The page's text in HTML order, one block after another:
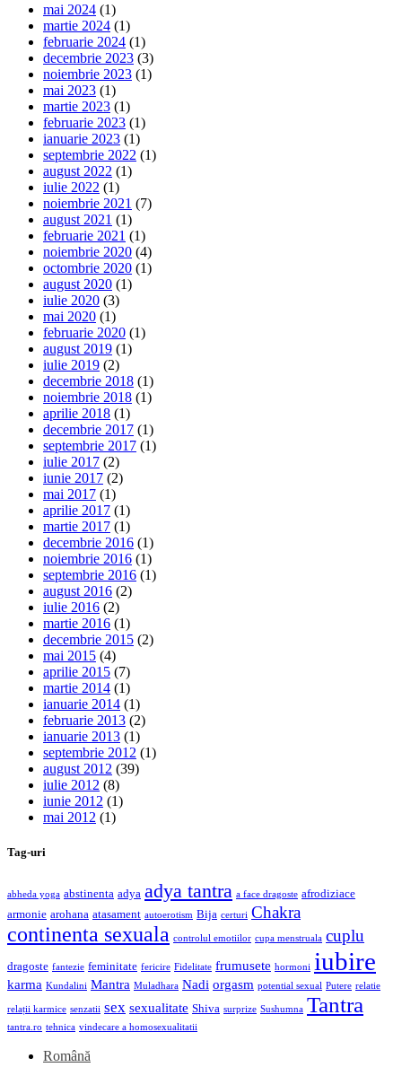
mai 2024 (1)
martie 2024 (1)
februarie 2024 (1)
decembrie 2023 (3)
noiembrie 2023 (1)
mai 2023 (1)
martie 2023 (1)
februarie 2023 (1)
ianuarie 2023 (1)
septembrie 2022 (1)
august 2022 (1)
iulie 2022 (1)
noiembrie 2021 (7)
august 2021 (1)
februarie 2021 (1)
noiembrie 2020 (4)
octombrie 2020 (1)
august 2020 (1)
iulie 2020 (3)
mai 2020 (1)
februarie 2020 (1)
august 2019 (1)
iulie 2019 (2)
decembrie 2018 (1)
noiembrie 2018 (1)
aprilie 2018 (1)
decembrie 2017 (1)
septembrie 2017 (1)
iulie 2017 (2)
iunie 2017 (2)
mai 2017 (1)
aprilie 2017 (1)
martie 2017 (1)
decembrie 2016 (1)
noiembrie 2016 (1)
septembrie 2016 (1)
august 2016 (2)
iulie 2016 (2)
martie 2016 (1)
decembrie 2015 (2)
mai 2015 (4)
aprilie 2015 (7)
martie 2014 (1)
ianuarie 2014 (1)
februarie 2013 (2)
ianuarie 2013 (1)
septembrie 2012 (1)
august 2012 (39)
iulie 2012 (8)
iunie 2012 (1)
mai 2012 (1)
Tag-uri
abheda yoga abstinenta adya adya tantra a face dragoste afrodiziace
armonie arohana atasament autoerotism Bija certuri Chakra
continenta sexuala controlul emotiilor cupa menstruala cuplu
dragoste fantezie feminitate fericire Fidelitate frumusete hormoni iubire
karma Kundalini Mantra Muladhara Nadi orgasm potential sexual Putere relatie
relații karmice senzatii sex sexualitate Shiva surprize Sushumna Tantra
tantra.ro tehnica vindecare a homosexualitatii
Română